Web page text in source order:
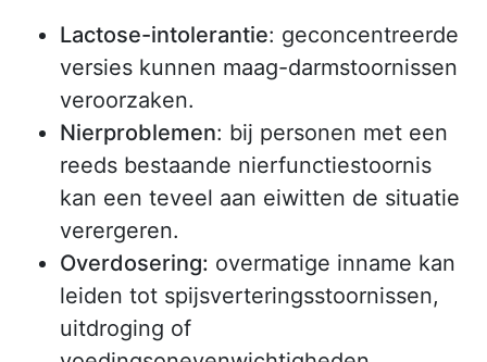
Lactose-intolerantie: geconcentreerde
versies kunnen maag-darmstoornissen
veroorzaken.
Nierproblemen: bij personen met een
reeds bestaande nierfunctiestoornis
kan een teveel aan eiwitten de situatie
verergeren.
Overdosering: overmatige inname kan
leiden tot spijsverteringsstoornissen,
uitdroging of